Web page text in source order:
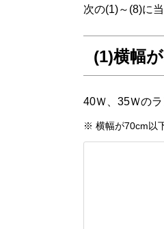
次の(1)～(8)に
(1)横幅
40Ｗ、35Ｗの
※ 横幅が70cm以